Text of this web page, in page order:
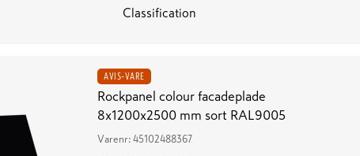
AVIS-VARE
Rockpanel colour facadeplade
8x1200x2500 mm sort RAL9005
Varenr: 45102488367